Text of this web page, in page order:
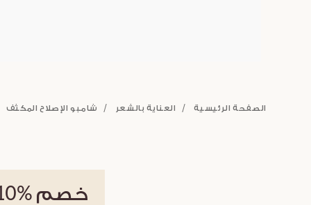
الصفحة الرئيسية العناية بالشعر شامبو الإصلاح المكثف
خصم %10